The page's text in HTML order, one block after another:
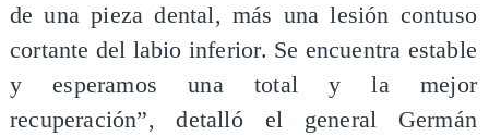
de una pieza dental, más una lesión contuso
cortante del labio inferior. Se encuentra estable
y esperamos una total y la mejor
recuperación”, detalló el general Germán